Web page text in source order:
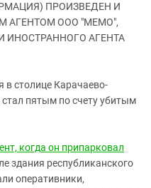
ПРОИЗВЕДЕН И
АГЕНТОМ ООО "МЕМО",
ИНОСТРАННОГО АГЕНТА
в столице Карачаево-
пятым по счету убитым
когда он припарковал
здания республиканского
оперативники,